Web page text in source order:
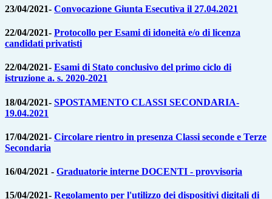
23/04/2021- Convocazione Giunta Esecutiva il 27.04.2021
22/04/2021- Protocollo per Esami di idoneità e/o di licenza
candidati privatisti
22/04/2021- Esami di Stato conclusivo del primo ciclo di
istruzione a. s. 2020-2021
18/04/2021- SPOSTAMENTO CLASSI SECONDARIA-
19.04.2021
17/04/2021- Circolare rientro in presenza Classi seconde e Terze
Secondaria
16/04/2021 - Graduatorie interne DOCENTI - provvisoria
15/04/2021- Regolamento per l'utilizzo dei dispositivi digitali di